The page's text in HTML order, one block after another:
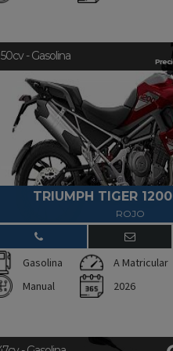
- Gasolina
TRIUMPH TIGER
ROJO
Gasolina A Matricular
Manual
2026